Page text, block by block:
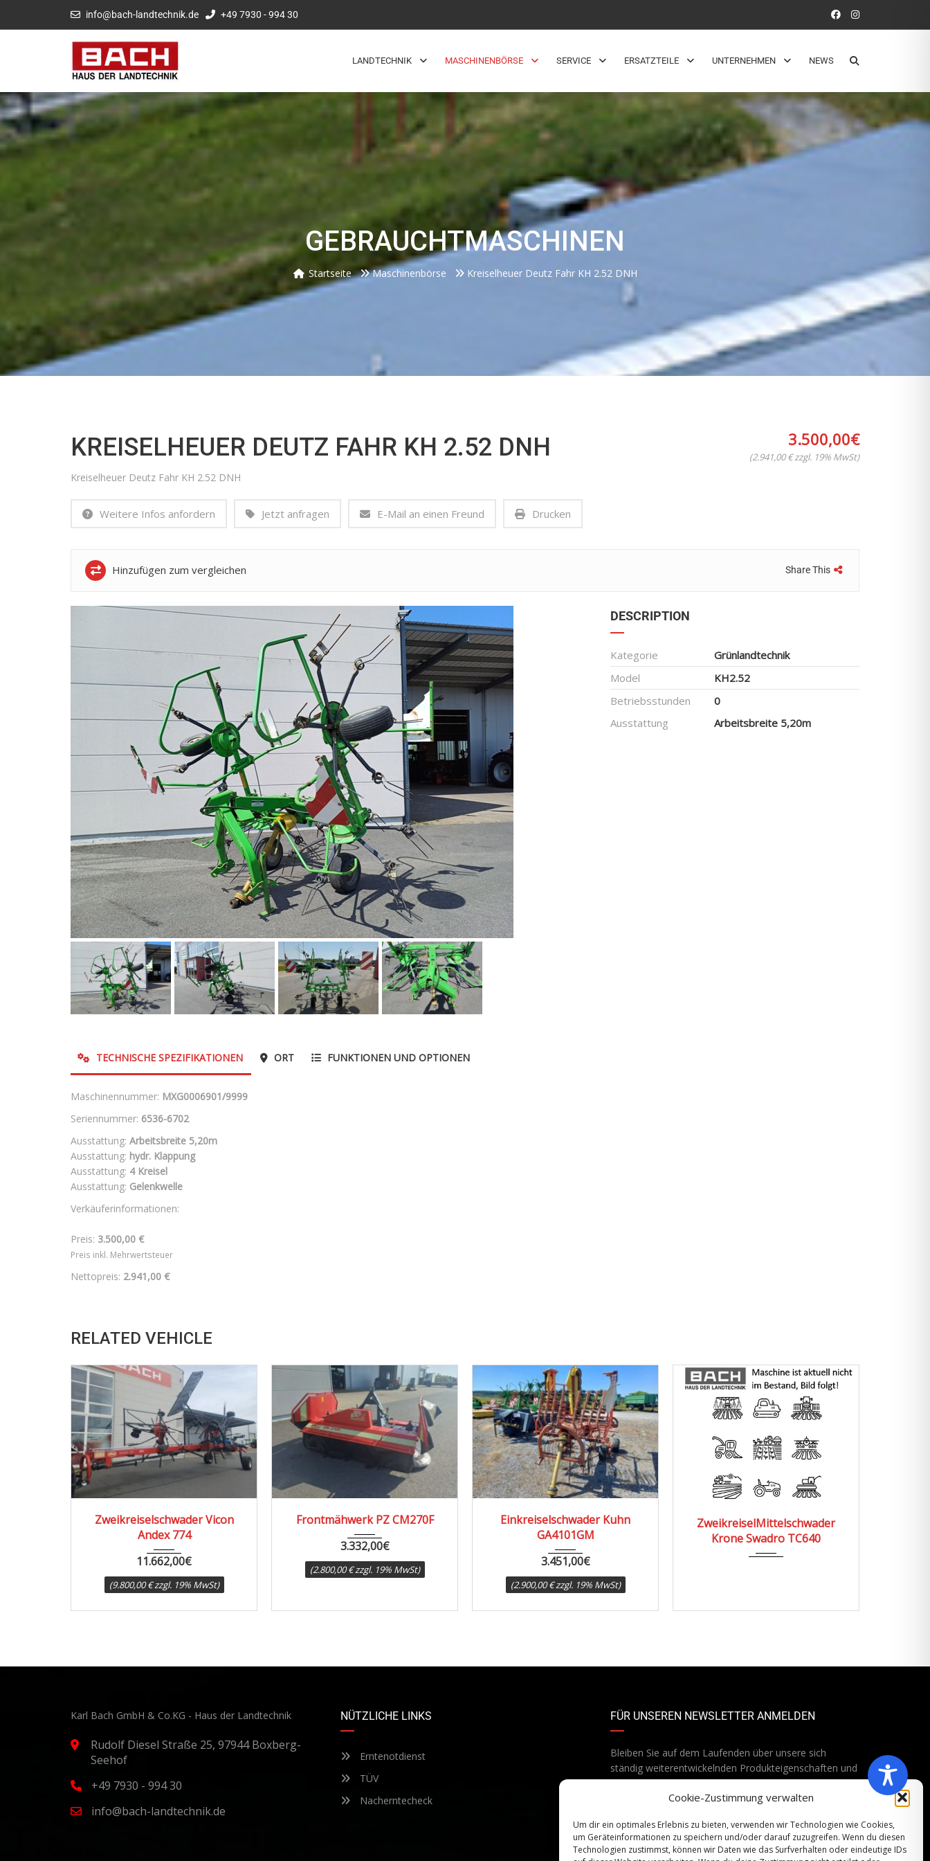
Cookie-Zustimmung verwalten
Um dir ein optimales Erlebnis zu bieten, verwenden wir Technologien wie Cookies,
um Geräteinformationen zu speichern und/oder darauf zuzugreifen. Wenn du diesen
Technologien zustimmst, können wir Daten wie das Surfverhalten oder eindeutige IDs
info@bach-landtechnik.de +49 7930 - 994 30
LANDTECHNIK MASCHINENBÖRSE SERVICE ERSATZTEILE UNTERNEHMEN NEWS
GEBRAUCHTMASCHINEN
Startseite Maschinenbörse Kreiselheuer Deutz Fahr KH 2.52 DNH
KREISELHEUER DEUTZ FAHR KH 2.52 DNH
Kreiselheuer Deutz Fahr KH 2.52 DNH
3.500,00€
(2.941,00 € zzgl. 19% MwSt)
Weitere Infos anfordern Jetzt anfragen E-Mail an einen Freund Drucken
Hinzufügen zum vergleichen Share This
DESCRIPTION
Kategorie
Grünlandtechnik
Model
KH2.52
Betriebsstunden
0
Ausstattung
Arbeitsbreite 5,20m
TECHNISCHE SPEZIFIKATIONEN ORT FUNKTIONEN UND OPTIONEN
Maschinennummer: MXG0006901/9999
Seriennummer: 6536-6702
Ausstattung: Arbeitsbreite 5,20m
Ausstattung: hydr. Klappung
Ausstattung: 4 Kreisel
Ausstattung: Gelenkwelle
Verkäuferinformationen:
Preis: 3.500,00 €
Preis inkl. Mehrwertsteuer
Nettopreis: 2.941,00 €
RELATED VEHICLE
Vicon
Frontmähwerk PZ CM270F
Einkreiselschwader Kuhn
Zweikreisel­Mittelschwader
Kreiselwender Krone Vendro
Karl Bach GmbH & Co.KG - Haus der Landtechnik
Rudolf Diesel Straße 25, 97944 Boxberg-
Seehof
+49 7930 - 994 30
info@bach-landtechnik.de
NÜTZLICHE LINKS
Erntenotdienst
TÜV
Nacherntecheck
FÜR UNSEREN NEWSLETTER ANMELDEN
Bleiben Sie auf dem Laufenden über unsere sich
ständig weiterentwickelnden Produkteigenschaften und
Technologien. Geben Sie Ihre E-Mail-Adresse ein und
abonnieren Sie unseren Newsletter.